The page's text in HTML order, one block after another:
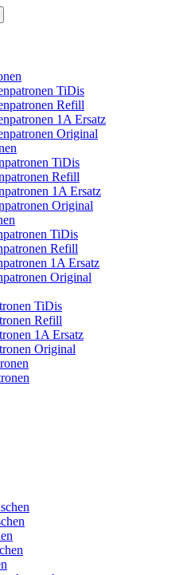
TiDis
Refill
1A Ersatz
Original
TiDis
Refill
1A Ersatz
Original
TiDis
Refill
1A Ersatz
Original
TiDis
Refill
1A Ersatz
Original